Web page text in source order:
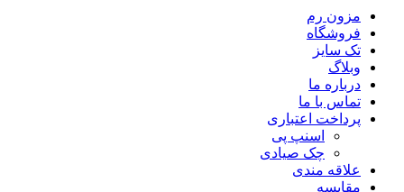
مزون رم
فروشگاه
تک سایز
وبلاگ
درباره ما
تماس با ما
پرداخت اعتباری
اسنپ پی
چک صیادی
علاقه مندی
مقايسه